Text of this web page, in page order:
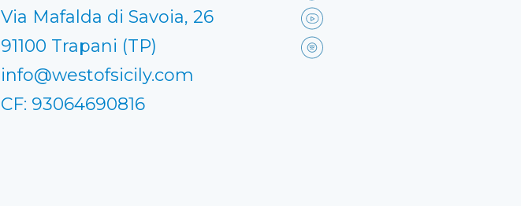
Via Mafalda di Savoia, 26
91100 Trapani (TP)
info@westofsicily.com
CF: 93064690816